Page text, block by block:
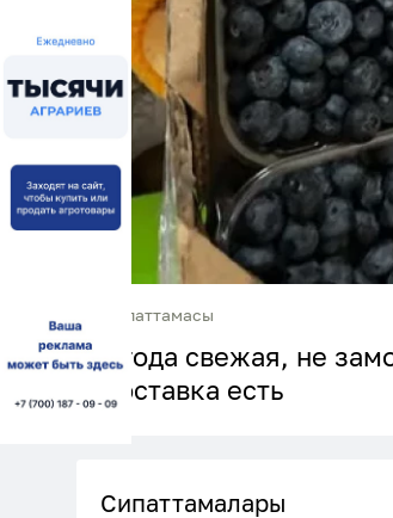
Сипаттамасы
Ягода свежая, не
доставка есть
Сипаттамалары